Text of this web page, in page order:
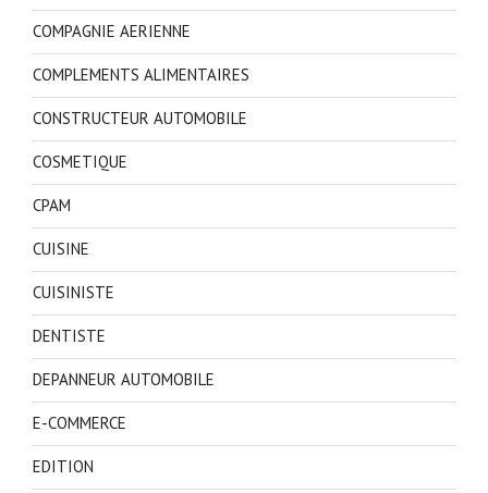
COMPAGNIE AERIENNE
COMPLEMENTS ALIMENTAIRES
CONSTRUCTEUR AUTOMOBILE
COSMETIQUE
CPAM
CUISINE
CUISINISTE
DENTISTE
DEPANNEUR AUTOMOBILE
E-COMMERCE
EDITION